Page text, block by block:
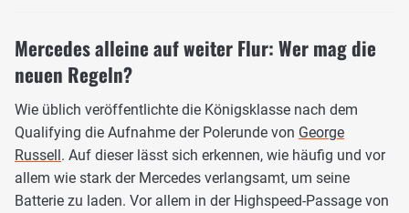
Mercedes alleine auf weiter Flur: Wer mag die
neuen Regeln?
Wie üblich veröffentlichte die Königsklasse nach dem
Qualifying die Aufnahme der Polerunde von George
Russell. Auf dieser lässt sich erkennen, wie häufig und vor
allem wie stark der Mercedes verlangsamt, um seine
Batterie zu laden. Vor allem in der Highspeed-Passage von